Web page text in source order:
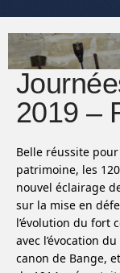
2019 –
Belle réussite
patrimoine, les
nouvel éclairage
sur la mise en
l’évolution du fort
avec l’évocation
canon de Bange,